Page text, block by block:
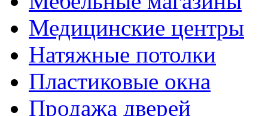
Медицинские центры
Натяжные потолки
Пластиковые окна
Продажа дверей